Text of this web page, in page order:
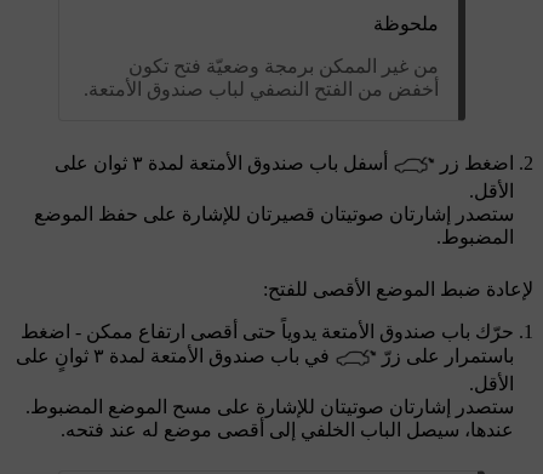
ملحوظة
من غير الممكن برمجة وضعيّة فتح تكون
أخفض من الفتح النصفي لباب صندوق الأمتعة.
اضغط زر أسفل باب صندوق الأمتعة لمدة ٣ ثوان
على
الأقل.
ستصدر إشارتان صوتيتان قصيرتان للإشارة على حفظ الموضع
المضبوط.
لإعادة ضبط الموضع الأقصى للفتح:
حرّك باب صندوق الأمتعة يدوياً حتى أقصى ارتفاع ممكن - اضغط
باستمرار على زرّ
في باب صندوق الأمتعة لمدة ٣ ثوانٍ
على
الأقل.
ستصدر إشارتان صوتيتان للإشارة على مسح الموضع المضبوط.
عندها، سيصل الباب الخلفي إلى أقصى موضع له عند فتحه.